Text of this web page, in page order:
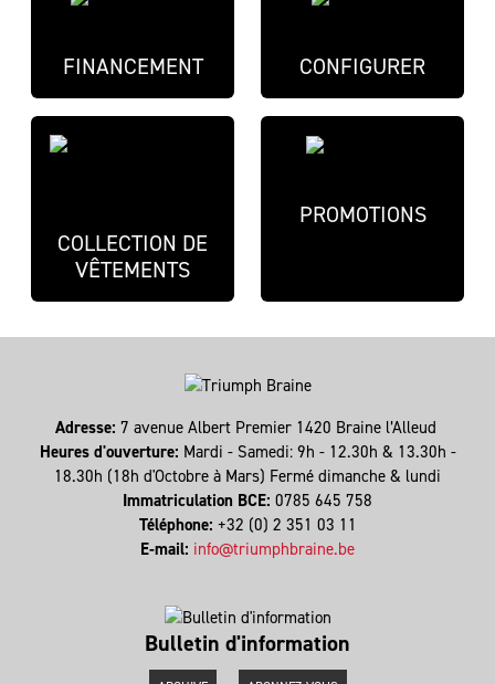
FINANCEMENT CONFIGURER
COLLECTION DE
VÊTEMENTS
PROMOTIONS
Adresse: 7 avenue Albert Premier 1420 Braine l’Alleud
Heures d'ouverture: Mardi - Samedi: 9h - 12.30h & 13.30h -
18.30h (18h d'Octobre à Mars) Fermé dimanche & lundi
Immatriculation BCE: 0785 645 758
Téléphone: +32 (0) 2 351 03 11
E-mail: info@triumphbraine.be
Bulletin d'information